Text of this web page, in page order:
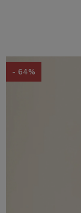
- 64%